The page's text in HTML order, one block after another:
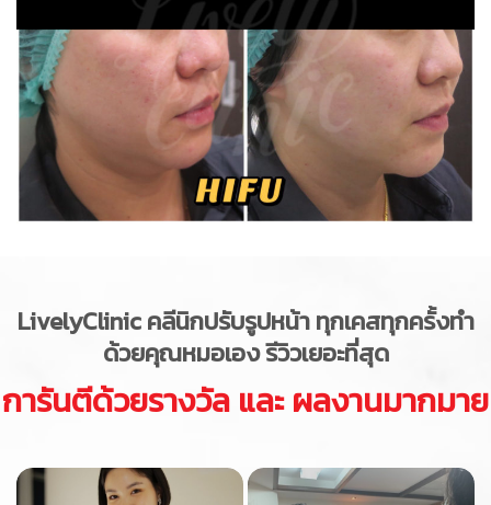
LivelyClinicคลีนิกปรับรูปหน้า ทุกเคสทุกครั้งทำ
ด้วยคุณหมอเอง รีวิวเยอะที่สุด
การันตีด้วยรางวัล และ ผลงานมากมาย